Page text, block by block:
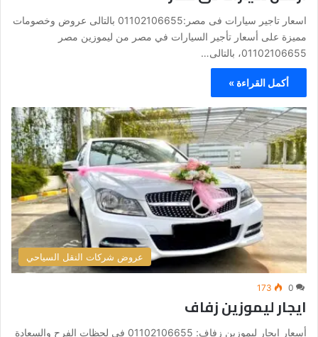
اسعار تاجير سيارات فى مصر:01102106655 بالتالى عروض وخصومات
مميزة على أسعار تأجير السيارات في مصر من ليموزين مصر
01102106655، بالتالى…
أكمل القراءة »
عروض شركات النقل السياحي
0
173
ايجار ليموزين زفاف
أسعار إيجار ليموزين زفاف: 01102106655 في لحظات الفرح والسعادة